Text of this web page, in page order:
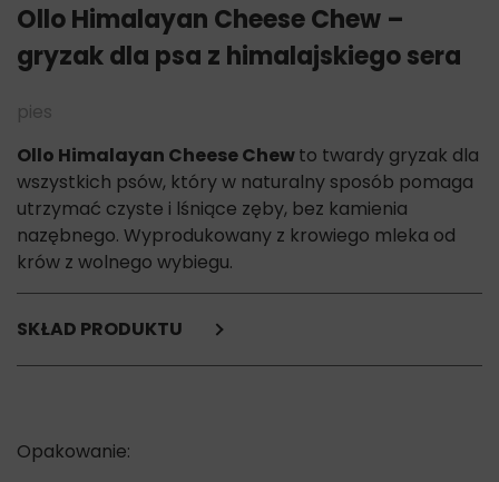
Ollo Himalayan Cheese Chew –
gryzak dla psa z himalajskiego sera
pies
Ollo Himalayan Cheese Chewto twardy gryzak dla
wszystkich psów, który w naturalny sposób pomaga
utrzymać czyste i lśniące zęby, bez kamienia
nazębnego. Wyprodukowany z krowiego mleka od
krów z wolnego wybiegu.
SKŁAD PRODUKTU
białko surowe: 63,5%,
oleje i tłuszcze: 19,1%,